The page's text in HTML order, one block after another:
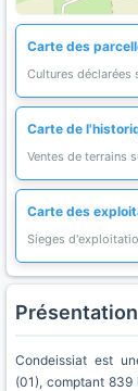
Carte des
Cultures déclarées
Carte de
Ventes de terrains
Carte des
Sieges
Présentation
Condeissiat est
(01), comptant